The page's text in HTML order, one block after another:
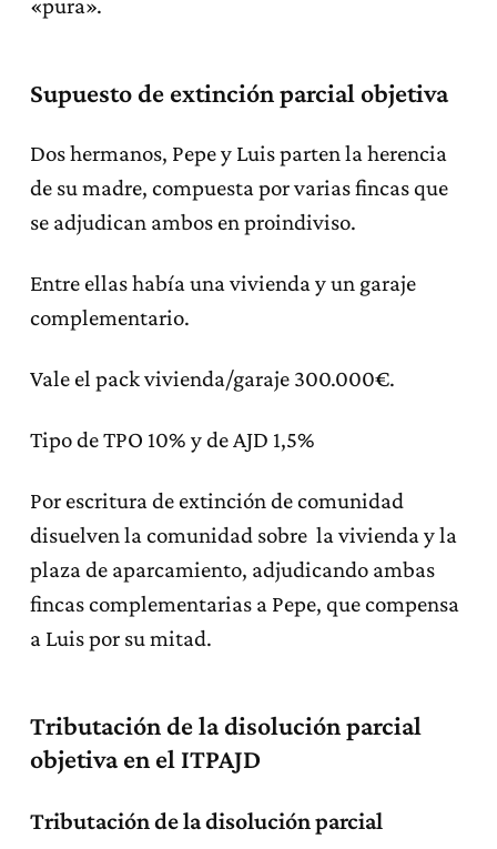
«pura».
Supuesto de extinción parcial objetiva
Dos hermanos, Pepe y Luis parten la herencia
de su madre, compuesta por varias fincas que
se adjudican ambos en proindiviso.
Entre ellas había una vivienda y un garaje
complementario.
Vale el pack vivienda/garaje 300.000€.
Tipo de TPO 10% y de AJD 1,5%
Por escritura de extinción de comunidad
disuelven la comunidad sobre la vivienda y la
plaza de aparcamiento, adjudicando ambas
fincas complementarias a Pepe, que compensa
a Luis por su mitad.
Tributación de la disolución parcial
objetiva en el ITPAJD
Tributación de la disolución parcial